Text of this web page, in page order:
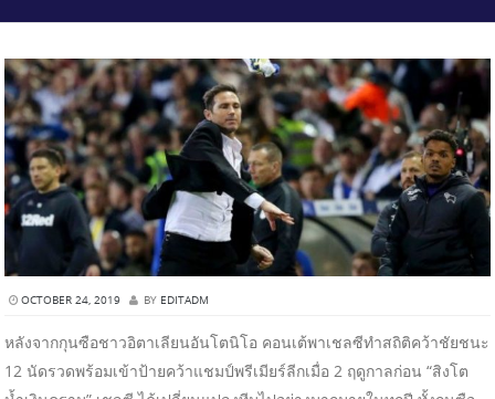
OCTOBER 24, 2019 BY EDITADM
หลังจากกุนซือชาวอิตาเลียนอันโตนิโอ คอนเต้พาเชลซีทำสถิติคว้าชัยชนะ
12 นัดรวดพร้อมเข้าป้ายคว้าแชมป์พรีเมียร์ลีกเมื่อ 2 ฤดูกาลก่อน “สิงโต